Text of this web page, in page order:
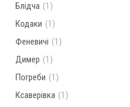
Блідча (1)
Кодаки (1)
Феневичі (1)
Димер (1)
Погреби (1)
Ксаверівка (1)